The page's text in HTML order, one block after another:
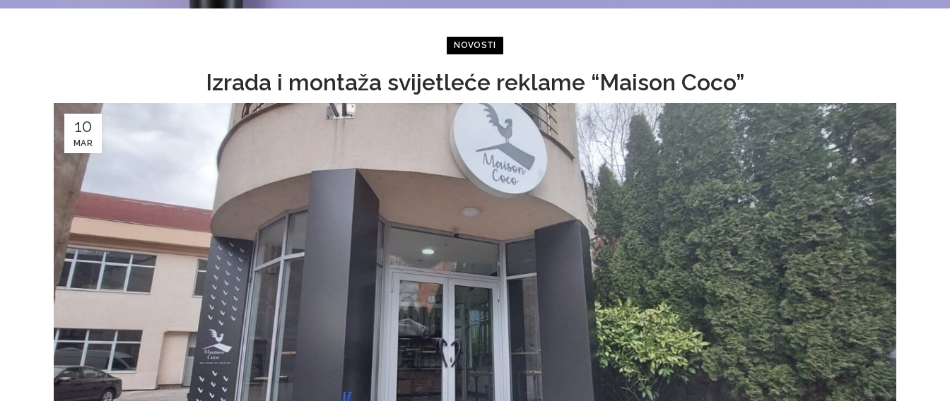
NOVOSTI
Izrada i montaža svijetleće reklame “Maison Coco”
10
MAR